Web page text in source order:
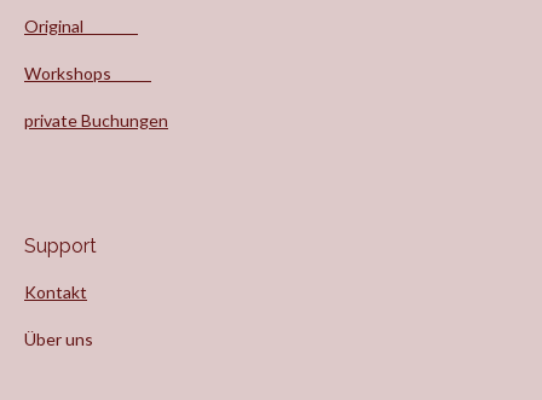
Original
Workshops
private Buchungen
Support
Kontakt
Über uns